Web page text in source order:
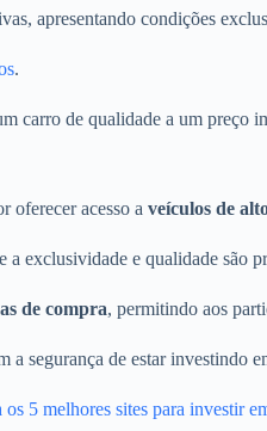
apresentando condições
.
carro de qualidade a um preço
oferecer acesso a veículos de
a exclusividade e qualidade são
de compra, permitindo aos
a segurança de estar investindo
os 5 melhores sites para investir